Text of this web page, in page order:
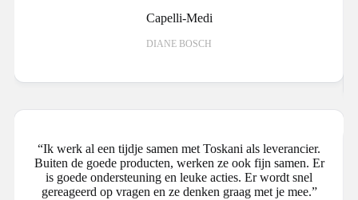
Capelli-Medi
DIANE BOSCH
“Ik werk al een tijdje samen met Toskani als leverancier.
Buiten de goede producten, werken ze ook fijn samen. Er
is goede ondersteuning en leuke acties. Er wordt snel
gereageerd op vragen en ze denken graag met je mee.”